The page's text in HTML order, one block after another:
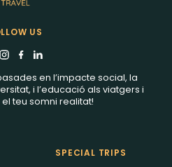
US
en l’impacte social, la
i l’educació als viatgers i
teu somni realitat!
SPECIAL TRIPS